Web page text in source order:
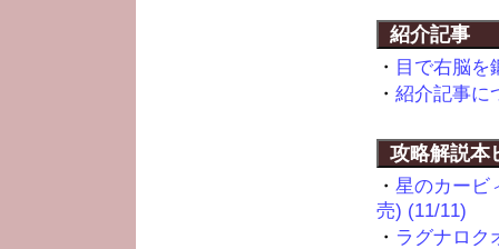
紹介記事
・ 目で右脳を
・ 紹介記事に
攻略解説本
・ 星のカービ
売) (11/11)
・ ラグナロク